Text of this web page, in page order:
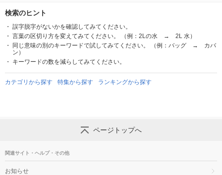
検索のヒント
誤字脱字がないかを確認してみてください。
言葉の区切り方を変えてみてください。 （例：2Lの水 → 2L 水）
同じ意味の別のキーワードで試してみてください。 （例：バッグ → カバ
ン）
キーワードの数を減らしてみてください。
カテゴリから探す 特集から探す ランキングから探す
ページトップへ
関連サイト・ヘルプ・その他
お知らせ